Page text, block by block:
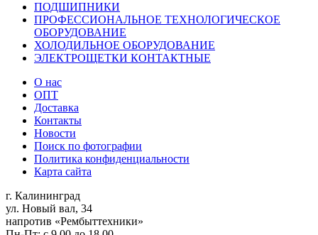
ПОДШИПНИКИ
ПРОФЕССИОНАЛЬНОЕ ТЕХНОЛОГИЧЕСКОЕ
ОБОРУДОВАНИЕ
ХОЛОДИЛЬНОЕ ОБОРУДОВАНИЕ
ЭЛЕКТРОЩЕТКИ КОНТАКТНЫЕ
О нас
ОПТ
Доставка
Контакты
Новости
Поиск по фотографии
Политика конфиденциальности
Карта сайта
г. Калининград
ул. Новый вал, 34
напротив «Рембыттехники»